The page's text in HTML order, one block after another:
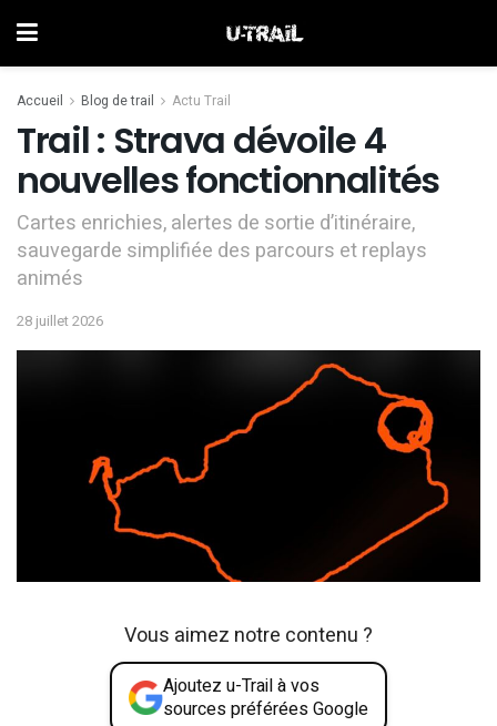
Accueil Blog de trail Actu Trail
Trail : Strava dévoile 4
nouvelles fonctionnalités
Cartes enrichies, alertes de sortie d’itinéraire,
sauvegarde simplifiée des parcours et replays
animés
28 juillet 2026
Vous aimez notre contenu ?
Ajoutez u-Trail à vos
sources préférées Google